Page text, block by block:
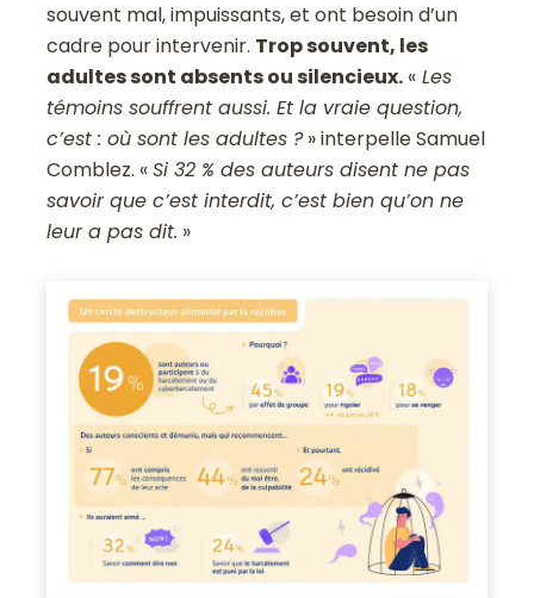
souvent mal, impuissants, et ont besoin d’un
cadre pour intervenir. Trop souvent, les
adultes sont absents ou silencieux. « Les
témoins souffrent aussi. Et la vraie question,
c’est : où sont les adultes ?» interpelle Samuel
Comblez. «Si 32 % des auteurs disent ne pas
savoir que c’est interdit, c’est bien qu’on ne
leur a pas dit. »